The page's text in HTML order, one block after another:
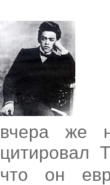
вчера же
цитировал
что он